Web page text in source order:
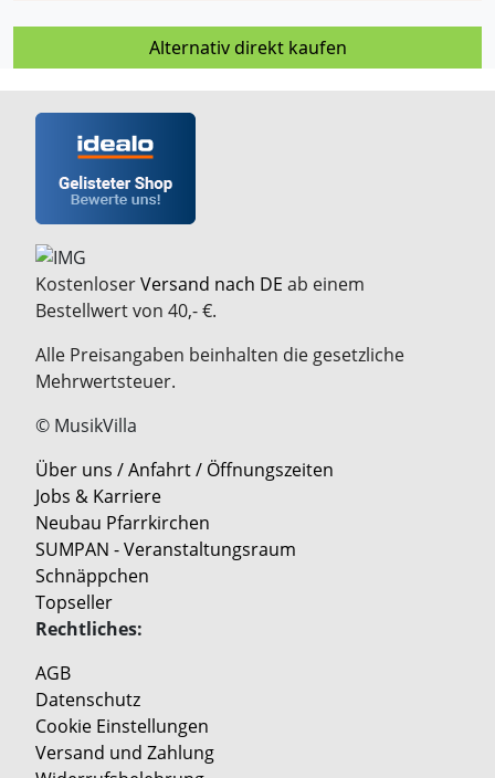
Alternativ direkt kaufen
KostenloserVersand nach DE ab einem
Bestellwert von 40,- €.
Alle Preisangaben beinhalten die gesetzliche
Mehrwertsteuer.
© MusikVilla
Über uns / Anfahrt / Öffnungszeiten
Jobs & Karriere
Neubau Pfarrkirchen
SUMPAN - Veranstaltungsraum
Schnäppchen
Topseller
Rechtliches:
AGB
Datenschutz
Cookie Einstellungen
Versand und Zahlung